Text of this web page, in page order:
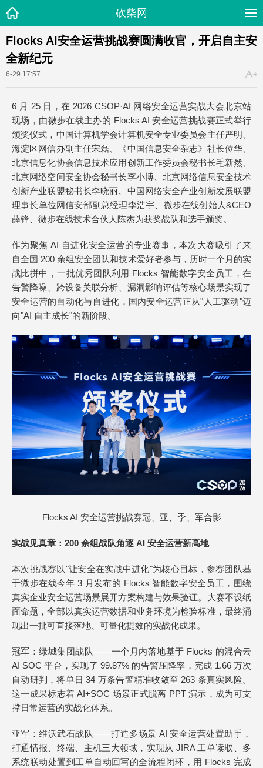
砍柴网
Flocks AI安全运营挑战赛圆满收官，开启自主安
全新纪元
6-29 17:57
6 月 25 日，在 2026 CSOP·AI 网络安全运营实战大会北京站
现场，由微步在线主办的 Flocks AI 安全运营挑战赛正式举行
颁奖仪式，中国计算机学会计算机安全专业委员会主任严明、
海淀区网信办副主任宋磊、《中国信息安全杂志》社长位华、
北京信息化协会信息技术应用创新工作委员会秘书长毛新然、
北京网络空间安全协会秘书长李小博、北京网络信息安全技术
创新产业联盟秘书长李晓丽、中国网络安全产业创新发展联盟
理事长单位网信安部副总经理李浩宇、微步在线创始人&CEO
薛锋、微步在线技术合伙人陈杰为获奖战队和选手颁奖。
作为聚焦 AI 自进化安全运营的专业赛事，本次大赛吸引了来
自全国 200 余组安全团队和技术爱好者参与，历时一个月的实
战比拼中，一批优秀团队利用 Flocks 智能数字安全员工，在
告警降噪、跨设备关联分析、漏洞影响评估等核心场景实现了
安全运营的自动化与自进化，国内安全运营正从"人工驱动"迈
向"AI 自主成长"的新阶段。
Flocks AI 安全运营挑战赛冠、亚、季、军合影
实战见真章：200 余组战队角逐 AI 安全运营新高地
本次挑战赛以"让安全在实战中进化"为核心目标，参赛团队基
于微步在线今年 3 月发布的 Flocks 智能数字安全员工，围绕
真实企业安全运营场景展开方案构建与效果验证。大赛不设纸
面命题，全部以真实运营数据和业务环境为检验标准，最终涌
现出一批可直接落地、可量化提效的实战化成果。
冠军：绿城集团战队——一个月内落地基于 Flocks 的混合云
AI SOC 平台，实现了 99.87% 的告警压降率，完成 1.66 万次
自动研判，将单日 34 万条告警精准收敛至 263 条真实风险。
这一成果标志着 AI+SOC 场景正式脱离 PPT 演示，成为可支
撑日常运营的实战化体系。
亚军：维沃武石战队——打造多场景 AI 安全运营处置助手，
打通情报、终端、主机三大领域，实现从 JIRA 工单读取、多
系统联动处置到工单自动回写的全流程闭环，用 Flocks 完成